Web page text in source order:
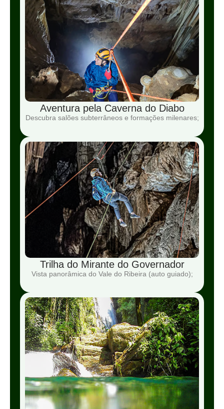
Aventura pela Caverna do Diabo
Descubra salões subterrâneos e formações milenares;
Trilha do Mirante do Governador
Vista panorâmica do Vale do Ribeira (auto guiado);